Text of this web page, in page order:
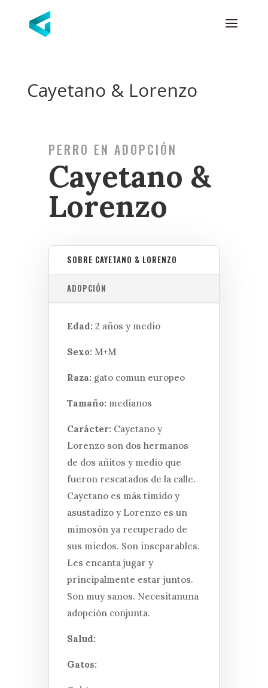
Cayetano & Lorenzo
PERRO EN ADOPCIÓN
Cayetano &
Lorenzo
SOBRE CAYETANO & LORENZO
ADOPCIÓN
Edad: 2 años y medio
Sexo: M+M
Raza: gato comun europeo
Tamaño: medianos
Carácter: Cayetano y
Lorenzo son dos hermanos
de dos añitos y medio que
fueron rescatados de la calle.
Cayetano es más timido y
asustadizo y Lorenzo es un
mimosón ya recuperado de
sus miedos. Son inseparables.
Les encanta jugar y
principalmente estar juntos.
Son muy sanos. Necesitanuna
adopción conjunta.
Salud:
Gatos: